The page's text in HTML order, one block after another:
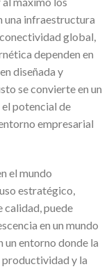
una infraestructura
global,
dependen en
diseñada y
se convierte en un
potencial de
empresarial
el mundo
estratégico,
calidad, puede
en un mundo
un entorno donde la
productividad y la